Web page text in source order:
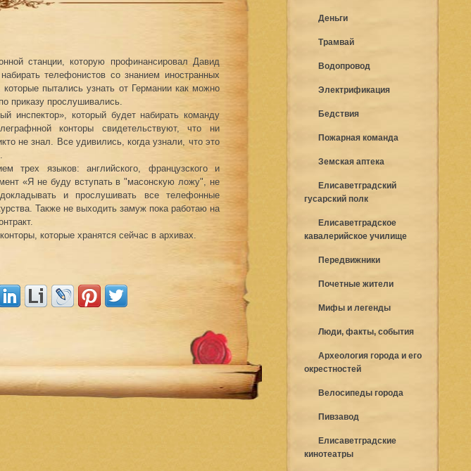
станции, которую профинансировал Давид
телефонистов со знанием иностранных
пытались узнать от Германии как можно
приказу прослушивались.
инспектор», который будет набирать команду
конторы свидетельствуют, что ни
не знал. Все удивились, когда узнали, что это
трех языков: английского, французского и
«Я не буду вступать в "масонскую ложу", не
и прослушивать все телефонные
Также не выходить замуж пока работаю на
которые хранятся сейчас в архивах.
Деньги
Трамвай
Водопровод
Электрификация
Бедствия
Пожарная команда
Земская аптека
Елисаветградский
гусарский полк
Елисаветградское
кавалерийское училище
Передвижники
Почетные жители
Мифы и легенды
Люди, факты, события
Археология города и его
окрестностей
Велосипеды города
Пивзавод
Елисаветградские
кинотеатры